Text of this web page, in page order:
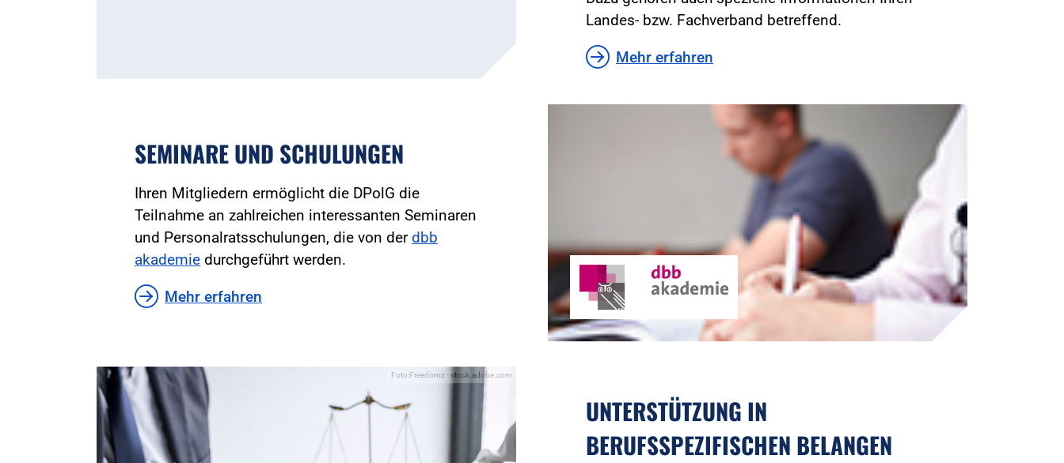
Landes- bzw. Fachverband betreffend.
Mehr erfahren
SEMINARE UND SCHULUNGEN
Ihren Mitgliedern ermöglicht die DPolG die
Teilnahme an zahlreichen interessanten Seminaren
und Personalratsschulungen, die von derdbb
akademie durchgeführt werden.
Mehr erfahren
Foto:Freedomz - stock.adobe.com
UNTERSTÜTZUNG IN
BERUFSSPEZIFISCHEN BELANGEN